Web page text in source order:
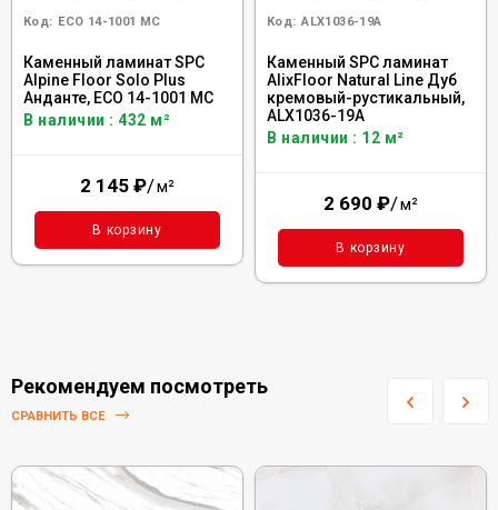
Код: ECO 14-1001 MC
Каменный ламинат SPC
Alpine Floor Solo Plus
Анданте, ЕСО 14-1001 MC
В наличии : 432 м²
2 145 ₽/м²
В корзину
Код: ALX1036-19А
Каменный SPC ламинат
AlixFloor Natural Line Дуб
кремовый-рустикальный,
ALX1036-19А
В наличии : 12 м²
2 690 ₽/м²
В корзину
Рекомендуем посмотреть
СРАВНИТЬ ВСЕ